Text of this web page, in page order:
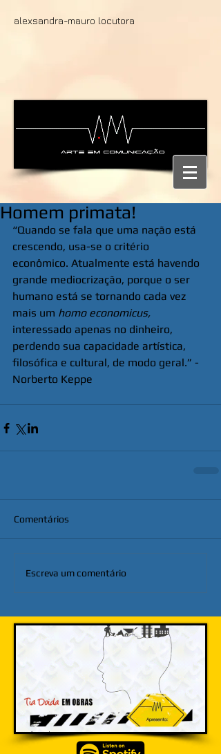
alexsandra-mauro locutora
Homem primata!
“Quando se fala que uma nação está
crescendo, usa-se o critério
econômico. Atualmente está havendo
grande mediocrização, porque o ser
humano está se tornando cada vez
mais um homo economicus,
interessado apenas no dinheiro,
perdendo sua capacidade artística,
filosófica e cultural, de modo geral.” -
Norberto Keppe
Comentários
Escreva um comentário